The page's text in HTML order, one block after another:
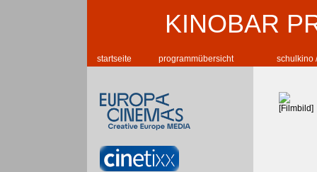
KINOBAR
startseite programmübersicht schulkino